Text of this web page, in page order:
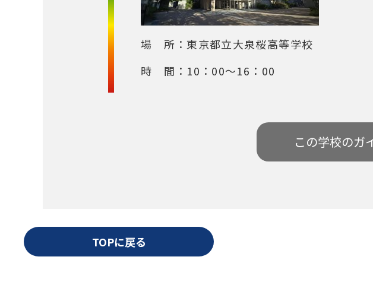
場 所：東京都立大泉桜高等学校
時 間：10：00～16：00
この学校のガ
TOPに戻る